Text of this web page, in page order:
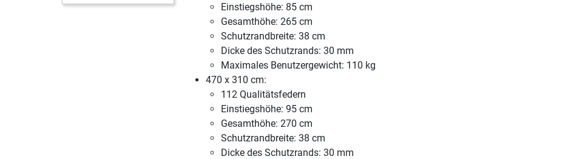
Einstiegshöhe: 85 cm
Gesamthöhe: 265 cm
Schutzrandbreite: 38 cm
Dicke des Schutzrands: 30 mm
Maximales Benutzergewicht: 110 kg
470 x 310 cm:
112 Qualitätsfedern
Einstiegshöhe: 95 cm
Gesamthöhe: 270 cm
Schutzrandbreite: 38 cm
Dicke des Schutzrands: 30 mm